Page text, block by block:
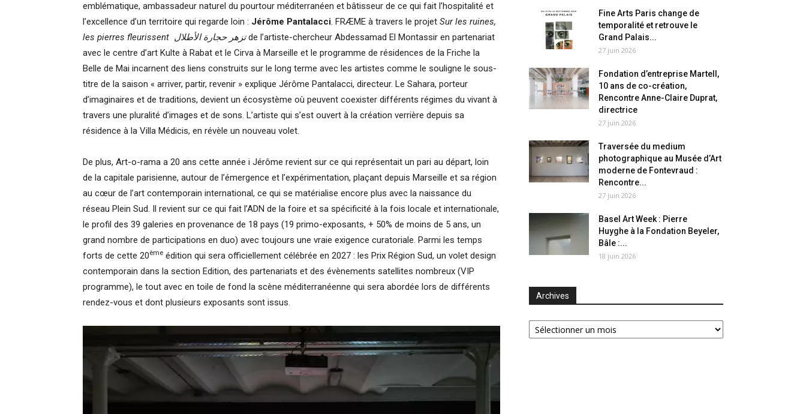
emblématique, ambassadeur naturel du pourtour méditerranéen et bâtisseur de ce qui fait l’hospitalité et
l’excellence d’un territoire qui regarde loin : Jérôme Pantalacci. FRÆME à travers le projet Sur les ruines,
les pierres fleurissent تزهر حجارة الأطلالde l’artiste-chercheur Abdessamad El Montassir en partenariat
avec le centre d’art Kulte à Rabat et le Cirva à Marseille et le programme de résidences de la Friche la
Belle de Mai incarnent des liens construits sur le long terme avec les artistes comme le souligne le sous-
titre de la saison « arriver, partir, revenir » explique Jérôme Pantalacci, directeur. Le Sahara, porteur
d’imaginaires et de traditions, devient un écosystème où peuvent coexister différents régimes du vivant à
travers une pluralité d’images et de sons. L’artiste qui s’est ouvert à la création verrière depuis sa
résidence à la Villa Médicis, en révèle un nouveau volet.
De plus, Art-o-rama a 20 ans cette année i Jérôme revient sur ce qui représentait un pari au départ, loin
de la capitale parisienne, autour de l’émergence et l’expérimentation, plaçant depuis Marseille et sa région
au cœur de l’art contemporain international, ce qui se matérialise encore plus avec la naissance du
réseau Plein Sud. Il revient sur ce qui fait l’ADN de la foire et sa spécificité à la fois locale et internationale,
le profil des 39 galeries en provenance de 18 pays (19 primo-exposants, + 50% de moins de 5 ans, un
grand nombre de participations en duo) avec toujours une vraie exigence curatoriale. Parmi les temps
forts de cette 20ème édition qui sera officiellement célébrée en 2027 : les Prix Région Sud, un volet design
contemporain dans la section Edition, des partenariats et des évènements satellites nombreux (VIP
programme), le tout avec en toile de fond la scène méditerranéenne qui sera abordée lors de différents
rendez-vous et dont plusieurs exposants sont issus.
Fine Arts Paris change de
temporalité et retrouve le
Grand Palais...
27 juin 2026
Fondation d’entreprise Martell,
10 ans de co-création,
Rencontre Anne-Claire Duprat,
directrice
27 juin 2026
Traversée du medium
photographique au Musée d’Art
moderne de Fontevraud :
Rencontre...
27 juin 2026
Basel Art Week : Pierre
Huyghe à la Fondation Beyeler,
Bâle :...
18 juin 2026
Archives
Archives